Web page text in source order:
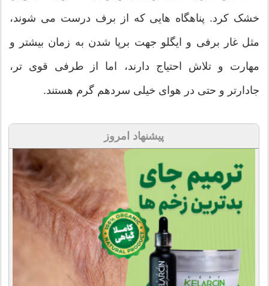
خشک کرد. پناهگاه هایی که از برف درست می شوند،
مثل غار برفی و ایگلو جهت برپا شدن به زمان بیشتر و
مهارت و تلاش احتیاج دارند، اما از طرفی قوی تر،
جادارتر و حتی در هوای خیلی سردهم گرم هستند.
پیشنهاد امروز